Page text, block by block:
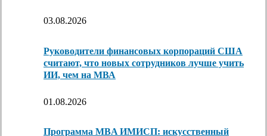
03.08.2026
Руководители финансовых корпораций США
считают, что новых сотрудников лучше учить
ИИ, чем на МВА
01.08.2026
Программа MBA ИМИСП: искусственный